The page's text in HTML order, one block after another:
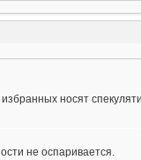
носят
не оспаривается.